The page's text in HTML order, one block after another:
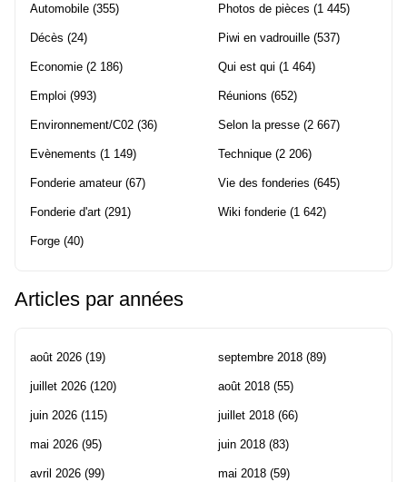
Automobile (355)
Décès (24)
Economie (2 186)
Emploi (993)
Environnement/C02 (36)
Evènements (1 149)
Fonderie amateur(67)
Fonderie d'art (291)
Forge (40)
Photos de pièces (1 445)
Piwi en vadrouille (537)
Qui est qui (1 464)
Réunions (652)
Selon la presse (2 667)
Technique (2 206)
Vie des fonderies (645)
Wiki fonderie (1 642)
Articles par années
août 2026 (19)
juillet 2026 (120)
juin 2026 (115)
mai 2026 (95)
avril 2026 (99)
septembre 2018 (89)
août 2018 (55)
juillet 2018 (66)
juin 2018 (83)
mai 2018 (59)